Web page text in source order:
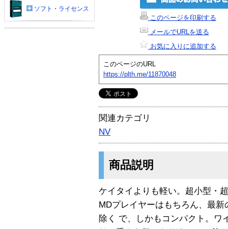
このページを印刷する
メールでURLを送る
お気に入りに追加する
このページのURL
https://plth.me/11870048
関連カテゴリ
NV
商品説明
ケイタイよりも軽い。超小型・
MDプレイヤーはもちろん、最
除く で、しかもコンパクト。ワ
ソフト・ライセンス